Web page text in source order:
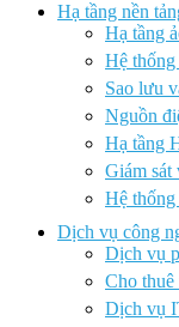
Hạ tầng nền
Hạ tầng
Hệ thống
Sao lưu
Nguồn
Hạ tầng
Giám sát
Hệ
Dịch vụ công
Dịch vụ
Cho thuê
Dịch vụ